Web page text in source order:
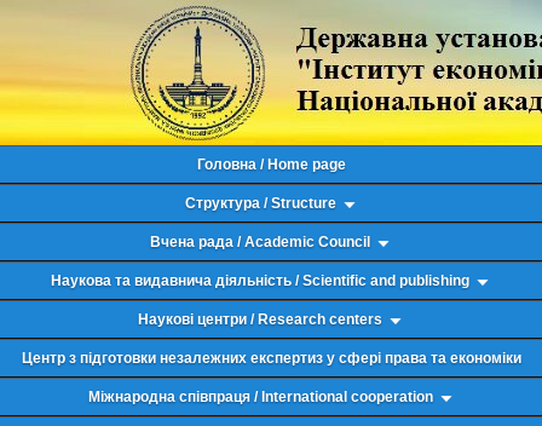
Головна / Home page
Структура / Structure
Вчена рада / Academic Council
Наукова та видавнича діяльність / Scientific and publishing
Наукові центри / Research centers
Центр з підготовки незалежних експертиз у сфері права та економіки
Міжнародна співпраця / International cooperation